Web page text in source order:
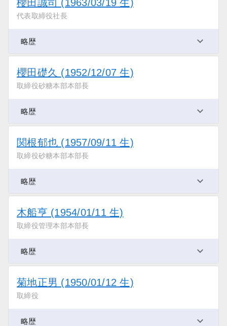
櫻田誠司 (1963/03/19 生)
代表取締役社長
略歴
櫻田礎久 (1952/12/07 生)
取締役砂糖本部本部長
略歴
関根郁也 (1957/09/11 生)
取締役砂糖本部本部長
略歴
木船亨 (1954/01/11 生)
取締役管理本部本部長
略歴
菊地正男 (1950/01/12 生)
取締役
略歴